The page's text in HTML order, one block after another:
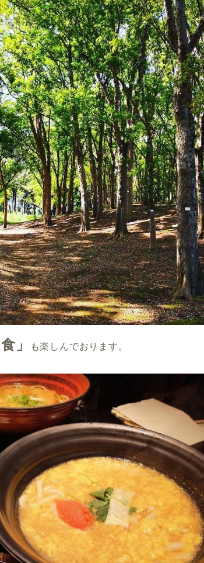
食」 も楽しんでおります。